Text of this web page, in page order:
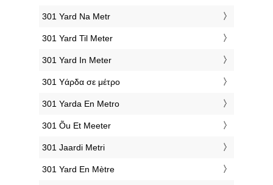
‎301 Yard Na Metr
‎301 Yard Til Meter
‎301 Yard In Meter
‎301 Υάρδα σε μέτρο
‎301 Yarda En Metro
‎301 Õu Et Meeter
‎301 Jaardi Metri
‎301 Yard En Mètre